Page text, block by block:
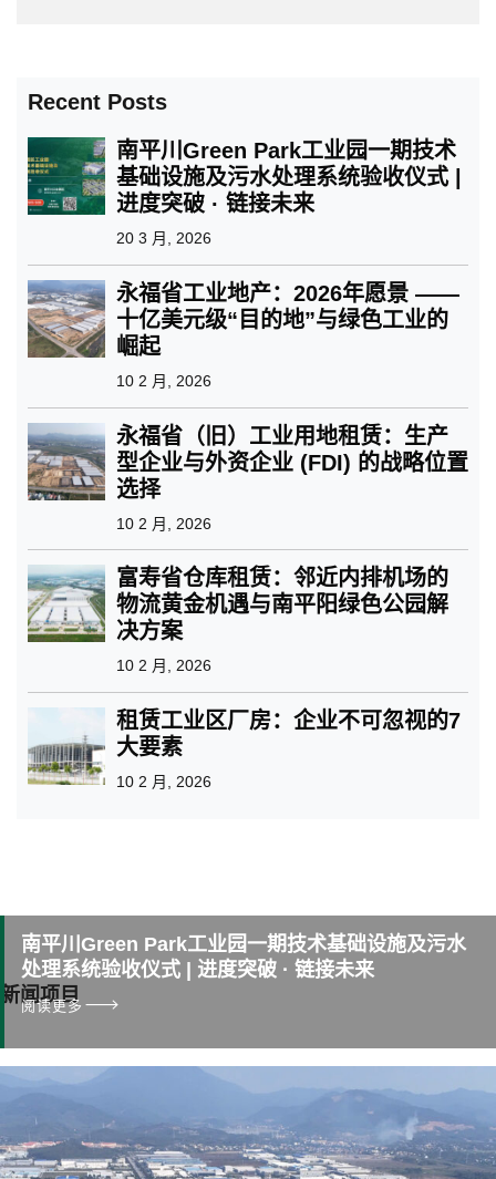
Recent Posts
南平川Green Park工业园一期技术
基础设施及污水处理系统验收仪式 |
进度突破 · 链接未来
20 3 月, 2026
永福省工业地产：2026年愿景 ——
十亿美元级“目的地”与绿色工业的
崛起
10 2 月, 2026
永福省（旧）工业用地租赁：生产
型企业与外资企业 (FDI) 的战略位置
选择
10 2 月, 2026
富寿省仓库租赁：邻近内排机场的
物流黄金机遇与南平阳绿色公园解
决方案
10 2 月, 2026
租赁工业区厂房：企业不可忽视的7
大要素
10 2 月, 2026
新闻项目
南平川Green Park工业园一期技术基础设施及污水
处理系统验收仪式 | 进度突破 · 链接未来
阅读更多